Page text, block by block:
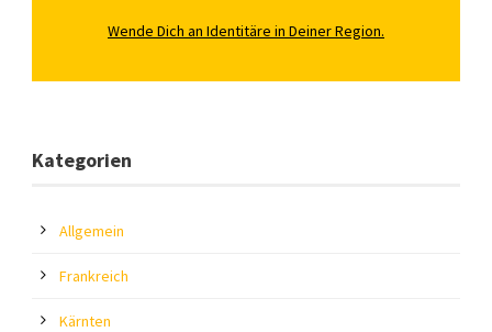
Wende Dich an Identitäre in Deiner Region.
Kategorien
Allgemein
Frankreich
Kärnten